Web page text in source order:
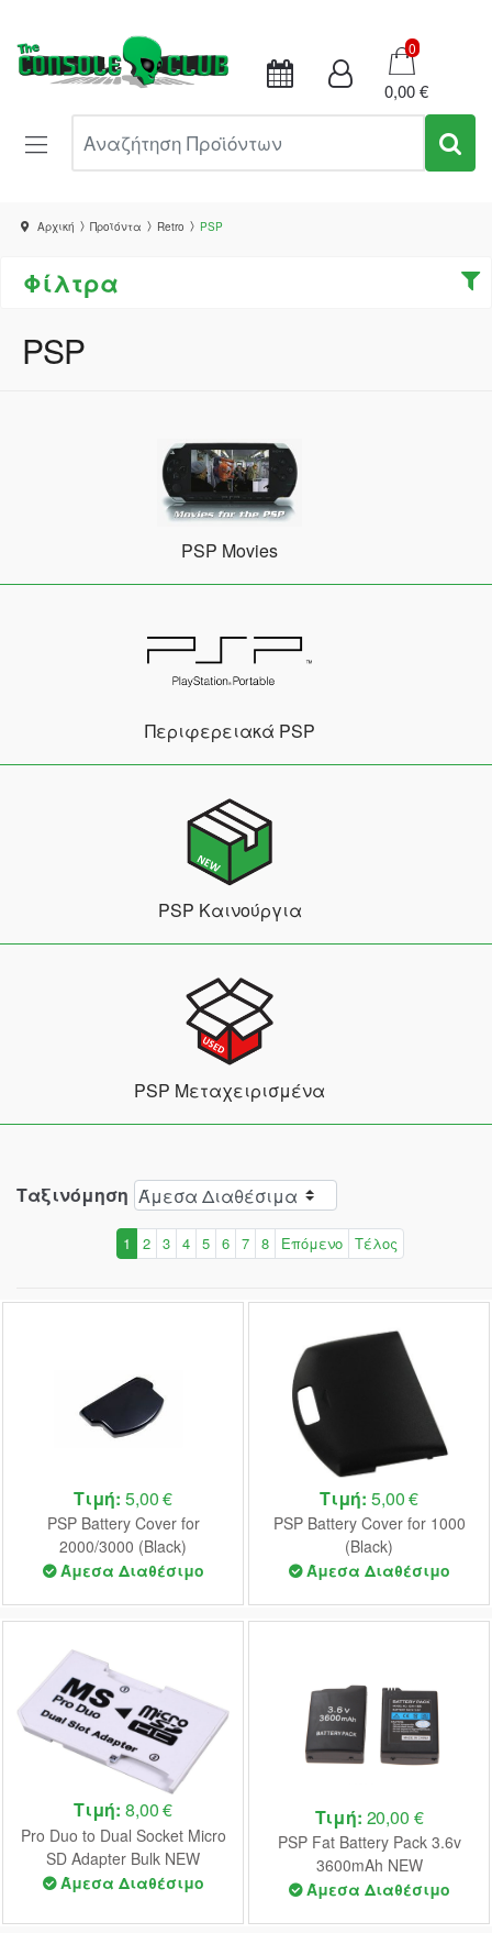
Καλάθι
0
0,00 €
Αρχική Προϊόντα Retro PSP
Φίλτρα
PSP
PSP Movies
Περιφερειακά PSP
PSP Καινούργια
PSP Μεταχειρισμένα
Ταξινόμηση
1 2 3 4 5 6 7 8 Επόμενο Τέλος
Τιμή: 5,00 €
PSP Battery Cover for
2000/3000 (Black)
Άμεσα Διαθέσιμο
Τιμή: 5,00 €
PSP Battery Cover for 1000
(Black)
Άμεσα Διαθέσιμο
Τιμή: 8,00 €
Pro Duo to Dual Socket Micro
SD Adapter Bulk NEW
Άμεσα Διαθέσιμο
Τιμή: 20,00 €
PSP Fat Battery Pack 3.6v
3600mAh NEW
Άμεσα Διαθέσιμο